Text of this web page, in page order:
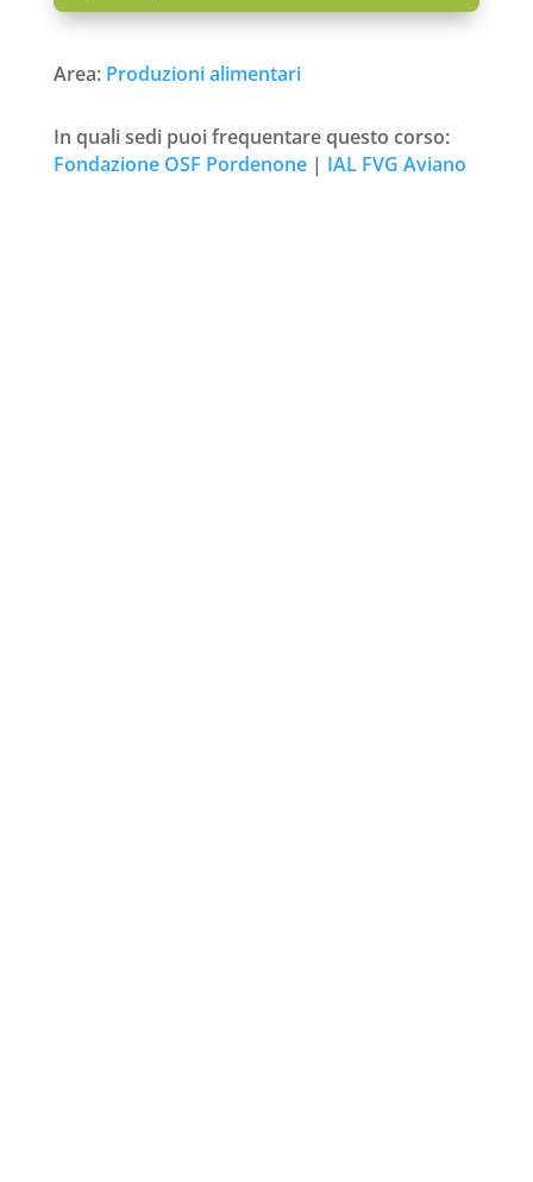
Area: Produzioni alimentari
In quali sedi puoi frequentare questo corso:
Fondazione OSF Pordenone| IAL FVG Aviano